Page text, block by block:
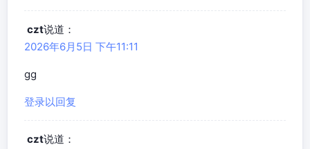
czt说道：
2026年6月5日 下午11:11
gg
登录以回复
czt说道：